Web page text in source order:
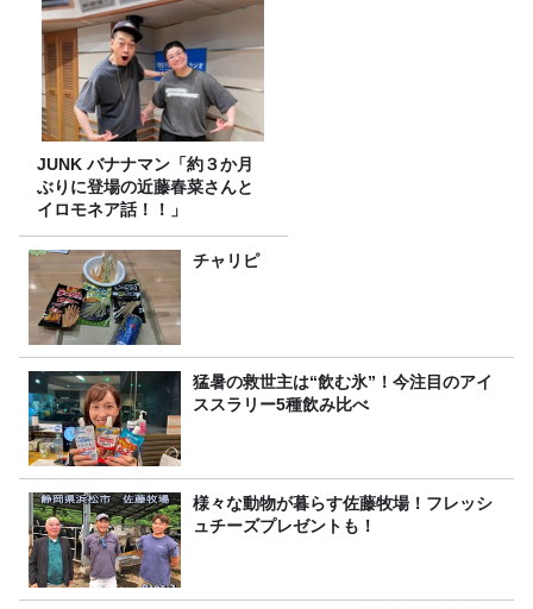
JUNK バナナマン「約３か月
ぶりに登場の近藤春菜さんと
イロモネア話！！」
チャリピ
猛暑の救世主は“飲む氷”！今注目のアイ
ススラリー5種飲み比べ
様々な動物が暮らす佐藤牧場！フレッシ
ュチーズプレゼントも！